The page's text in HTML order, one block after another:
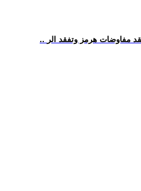
مفاوضات هرمز وتفقد الر